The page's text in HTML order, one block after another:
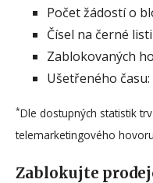
Počet žádostí o
Čísel na černé
Zablokovaných
Ušetřeného času:
*Dle dostupných statistik
telemarketingového
Zablokujte